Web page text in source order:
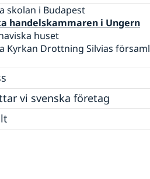
skolan i Budapest
handelskammaren i Ungern
huset
Kyrkan Drottning Silvias
vi svenska företag
resurs för svenska företag